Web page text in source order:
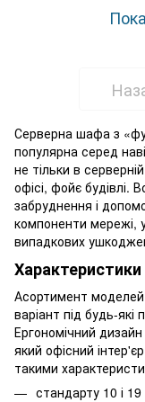
Серверна шафа з
популярна серед
не тільки в
офісі, фойє будівлі.
забруднення і
компоненти мережі,
випадкових
Асортимент моделей
варіант під будь-
Ергономічний
який офісний
такими
стандарту 10 і